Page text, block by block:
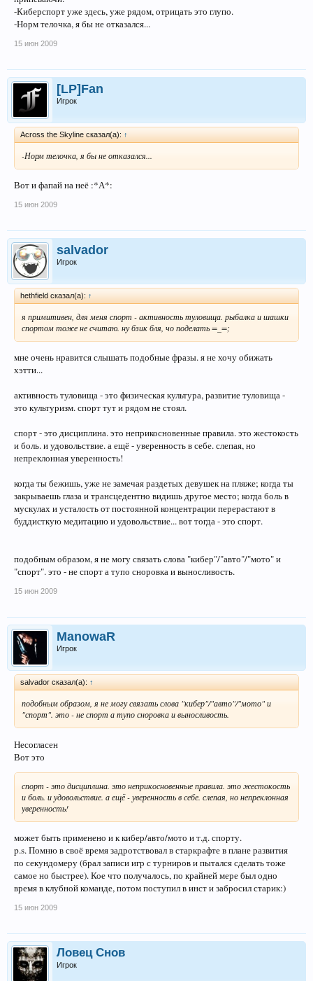
-Киберспорт уже здесь, уже рядом, отрицать это глупо.
-Норм телочка, я бы не отказался...
15 июн 2009
[LP]Fan
Игрок
Across the Skyline сказал(а): ↑
-Норм телочка, я бы не отказался...
Вот и фапай на неё :*А*:
15 июн 2009
salvador
Игрок
hethfield сказал(а): ↑
я примитивен, для меня спорт - активность туловища. рыбалка и шашки
спортом тоже не считаю. ну бзик бля, чо поделать =_=;
мне очень нравится слышать подобные фразы. я не хочу обижать
хэтти...
активность туловища - это физическая культура, развитие туловища -
это культуризм. спорт тут и рядом не стоял.
спорт - это дисциплина. это неприкосновенные правила. это жестокость
и боль. и удовольствие. а ещё - уверенность в себе. слепая, но
непреклонная уверенность!
когда ты бежишь, уже не замечая раздетых девушек на пляже; когда ты
закрываешь глаза и трансцедентно видишь другое место; когда боль в
мускулах и усталость от постоянной концентрации перерастают в
буддисткую медитацию и удовольствие... вот тогда - это спорт.
подобным образом, я не могу связать слова "кибер"/"авто"/"мото" и
"спорт". это - не спорт а тупо сноровка и выносливость.
15 июн 2009
ManowaR
Игрок
salvador сказал(а): ↑
подобным образом, я не могу связать слова "кибер"/"авто"/"мото" и
"спорт". это - не спорт а тупо сноровка и выносливость.
Несогласен
Вот это
спорт - это дисциплина. это неприкосновенные правила. это жестокость
и боль. и удовольствие. а ещё - уверенность в себе. слепая, но непреклонная
уверенность!
может быть применено и к кибер/авто/мото и т.д. спорту.
p.s. Помню в своё время задротствовал в старкрафте в плане развития
по секундомеру (брал записи игр с турниров и пытался сделать тоже
самое но быстрее). Кое что получалось, по крайней мере был одно
время в клубной команде, потом поступил в инст и забросил старик:)
15 июн 2009
Ловец Снов
Игрок